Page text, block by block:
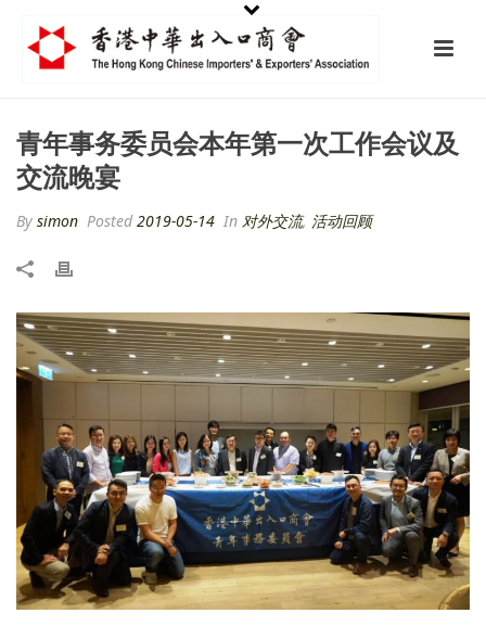
青年事务委员会本年第一次工作会议及
交流晚宴
By simon Posted2019-05-14 In 对外交流, 活动回顾